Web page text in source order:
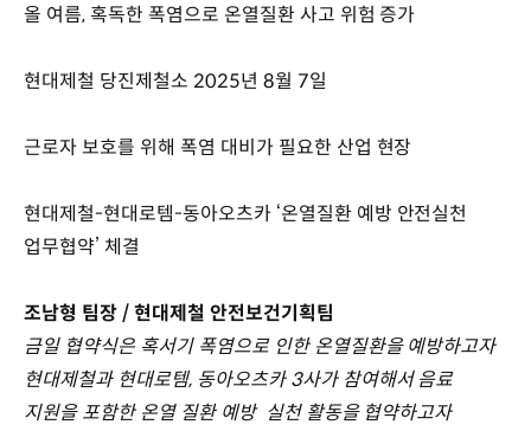
올 여름, 혹독한 폭염으로 온열질환 사고 위험 증가
현대제철 당진제철소 2025년 8월 7일
근로자 보호를 위해 폭염 대비가 필요한 산업 현장
현대제철-현대로템-동아오츠카 ‘온열질환 예방 안전실천
업무협약’ 체결
조남형 팀장 / 현대제철 안전보건기획팀
금일 협약식은 혹서기 폭염으로 인한 온열질환을 예방하고자
현대제철과 현대로템, 동아오츠카 3사가 참여해서 음료
지원을 포함한 온열 질환 예방 실천 활동을 협약하고자